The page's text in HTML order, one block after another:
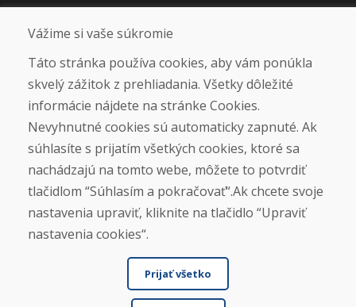
Otváracie hodiny
UKONČENÁ. ĎAKUJEME VÁM ZA
PRIAZEŇ A TEŠÍME SA NA VÁS OPÄŤ
OD 14. 9. 2026.
Nájsť na Google mape
Vážime si vaše súkromie
Táto stránka používa cookies, aby vám ponúkla
skvelý zážitok z prehliadania. Všetky dôležité
informácie nájdete na stránke Cookies.
Nevyhnutné cookies sú automaticky zapnuté. Ak
súhlasíte s prijatím všetkých cookies, ktoré sa
nachádzajú na tomto webe, môžete to potvrdiť
tlačidlom “Súhlasím a pokračovať“.Ak chcete svoje
nastavenia upraviť, kliknite na tlačidlo “Upraviť
nastavenia cookies“.
Prijať všetko